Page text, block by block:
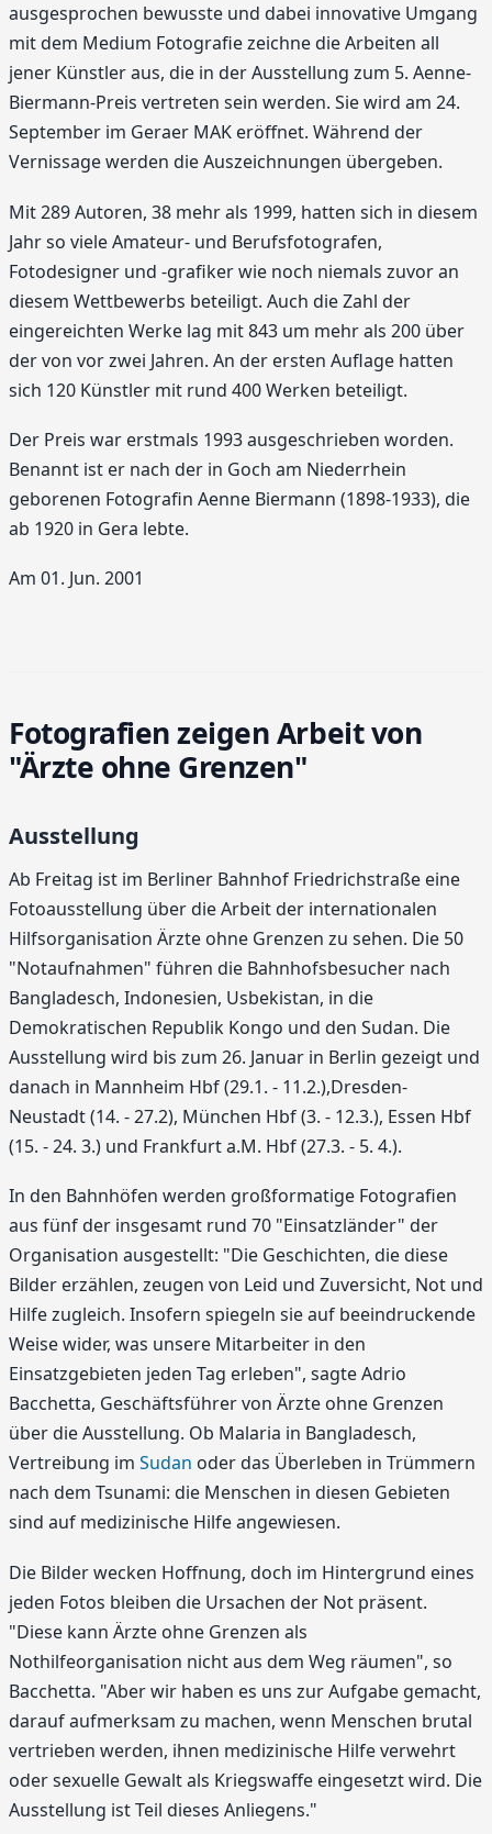
ausgesprochen bewusste und dabei innovative Umgang
mit dem Medium Fotografie zeichne die Arbeiten all
jener Künstler aus, die in der Ausstellung zum 5. Aenne-
Biermann-Preis vertreten sein werden. Sie wird am 24.
September im Geraer MAK eröffnet. Während der
Vernissage werden die Auszeichnungen übergeben.
Mit 289 Autoren, 38 mehr als 1999, hatten sich in diesem
Jahr so viele Amateur- und Berufsfotografen,
Fotodesigner und -grafiker wie noch niemals zuvor an
diesem Wettbewerbs beteiligt. Auch die Zahl der
eingereichten Werke lag mit 843 um mehr als 200 über
der von vor zwei Jahren. An der ersten Auflage hatten
sich 120 Künstler mit rund 400 Werken beteiligt.
Der Preis war erstmals 1993 ausgeschrieben worden.
Benannt ist er nach der in Goch am Niederrhein
geborenen Fotografin Aenne Biermann (1898-1933), die
ab 1920 in Gera lebte.
Am 01. Jun. 2001
Fotografien zeigen Arbeit von
"Ärzte ohne Grenzen"
Ausstellung
Ab Freitag ist im Berliner Bahnhof Friedrichstraße eine
Fotoausstellung über die Arbeit der internationalen
Hilfsorganisation Ärzte ohne Grenzen zu sehen. Die 50
"Notaufnahmen" führen die Bahnhofsbesucher nach
Bangladesch, Indonesien, Usbekistan, in die
Demokratischen Republik Kongo und den Sudan. Die
Ausstellung wird bis zum 26. Januar in Berlin gezeigt und
danach in Mannheim Hbf (29.1. - 11.2.),Dresden-
Neustadt (14. - 27.2), München Hbf (3. - 12.3.), Essen Hbf
(15. - 24. 3.) und Frankfurt a.M. Hbf (27.3. - 5. 4.).
In den Bahnhöfen werden großformatige Fotografien
aus fünf der insgesamt rund 70 "Einsatzländer" der
Organisation ausgestellt: "Die Geschichten, die diese
Bilder erzählen, zeugen von Leid und Zuversicht, Not und
Hilfe zugleich. Insofern spiegeln sie auf beeindruckende
Weise wider, was unsere Mitarbeiter in den
Einsatzgebieten jeden Tag erleben", sagte Adrio
Bacchetta, Geschäftsführer von Ärzte ohne Grenzen
über die Ausstellung. Ob Malaria in Bangladesch,
Vertreibung im Sudan oder das Überleben in Trümmern
nach dem Tsunami: die Menschen in diesen Gebieten
sind auf medizinische Hilfe angewiesen.
Die Bilder wecken Hoffnung, doch im Hintergrund eines
jeden Fotos bleiben die Ursachen der Not präsent.
"Diese kann Ärzte ohne Grenzen als
Nothilfeorganisation nicht aus dem Weg räumen", so
Bacchetta. "Aber wir haben es uns zur Aufgabe gemacht,
darauf aufmerksam zu machen, wenn Menschen brutal
vertrieben werden, ihnen medizinische Hilfe verwehrt
oder sexuelle Gewalt als Kriegswaffe eingesetzt wird. Die
Ausstellung ist Teil dieses Anliegens."